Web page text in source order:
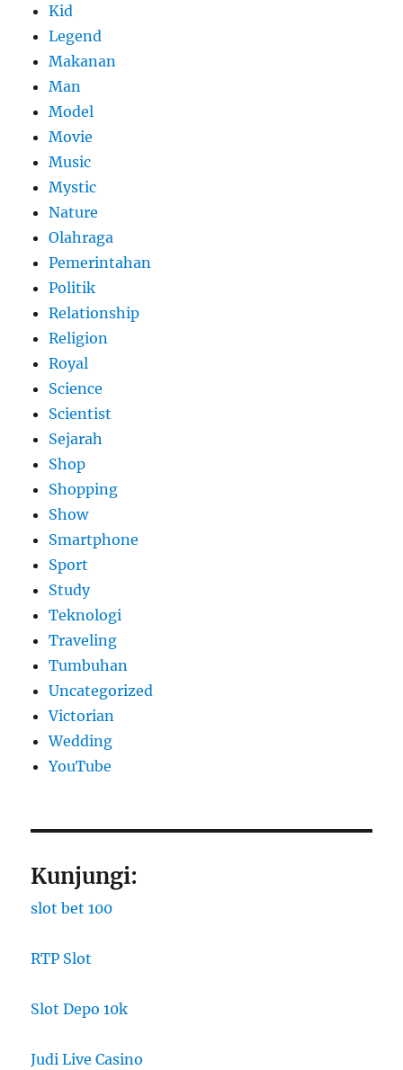
Kid
Legend
Makanan
Man
Model
Movie
Music
Mystic
Nature
Olahraga
Pemerintahan
Politik
Relationship
Religion
Royal
Science
Scientist
Sejarah
Shop
Shopping
Show
Smartphone
Sport
Study
Teknologi
Traveling
Tumbuhan
Uncategorized
Victorian
Wedding
YouTube
Kunjungi:
slot bet 100
RTP Slot
Slot Depo 10k
Judi Live Casino